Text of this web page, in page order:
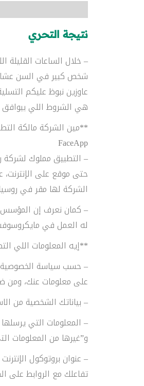
نتيجة التحري
– خلال الساعات
شخص كبير في السن
عاوزين نبوظ عليكم
هي الشروط اللي بيوافق
**مين الشركة مالكة
FaceApp
حتى موقع على
الشركة لها مقر في
– كمان نعرف إن
له العمل في
**إيه المعلومات اللي
– حسب سياسة الخصوصية
على معلومات عنك، ومن
– بياناتك الشخصية من
– المعلومات التي
و”غيرها من المعلومات
تفاعلك مع الروابط على